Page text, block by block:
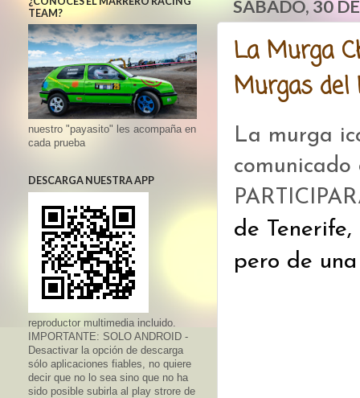
SÁBADO, 30
La Murga
Murgas del
La murga
de
pero de
TEAM?
nuestro "payasito" les acompaña en
cada prueba
DESCARGA NUESTRA APP
reproductor multimedia incluido.
IMPORTANTE: SOLO ANDROID -
Desactivar la opción de descarga
sólo aplicaciones fiables, no quiere
decir que no lo sea sino que no ha
sido posible subirla al play strore de